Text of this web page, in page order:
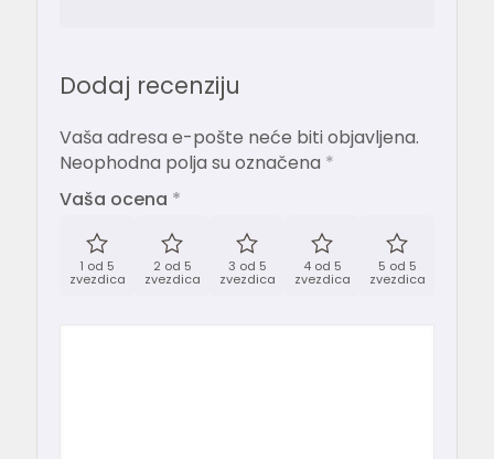
Dodaj recenziju
Vaša adresa e-pošte neće biti objavljena.
Neophodna polja su označena *
Vaša ocena *
1 od 5
zvezdica
2 od 5
zvezdica
3 od 5
zvezdica
4 od 5
zvezdica
5 od 5
zvezdica